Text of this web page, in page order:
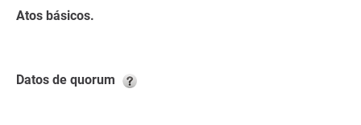
Atos básicos.
Datos de quorum